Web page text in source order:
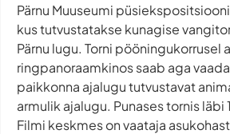
Pärnu Muuseumi
kus tutvustatakse kunagise
Pärnu lugu. Torni pööningukorrusel
ringpanoraamkinos saab aga
paikkonna ajalugu tutvustavat
armulik ajalugu. Punases tornis läbi
Filmi keskmes on vaataja